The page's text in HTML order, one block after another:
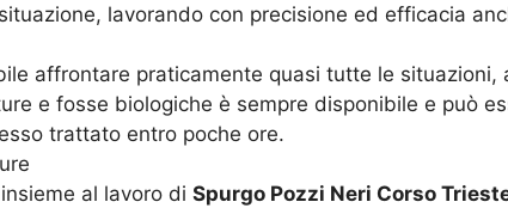
lavorando con precisione ed efficacia
affrontare praticamente quasi tutte le situazioni,
e fosse biologiche è sempre disponibile e può
trattato entro poche ore.
al lavoro di Spurgo Pozzi Neri Corso